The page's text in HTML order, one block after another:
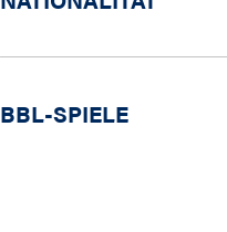
BBL-SPIELE